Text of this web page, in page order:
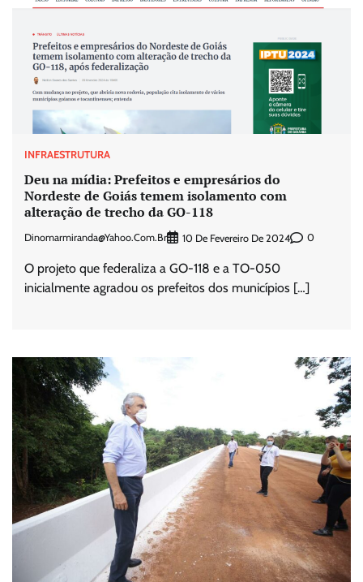
INFRAESTRUTURA
Deu na mídia: Prefeitos e empresários do
Nordeste de Goiás temem isolamento com
alteração de trecho da GO-118
Dinomarmiranda@yahoo.com.br 10 De Fevereiro De 2024 0
O projeto que federaliza a GO-118 e a TO-050
inicialmente agradou os prefeitos dos municípios […]